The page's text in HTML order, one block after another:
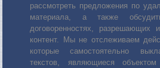
рассмотреть предложения по
материала, а также
договоренностях, разрешающих
контент. Мы не отслеживаем
которые самостоятельно
текстов, являющиеся объектом